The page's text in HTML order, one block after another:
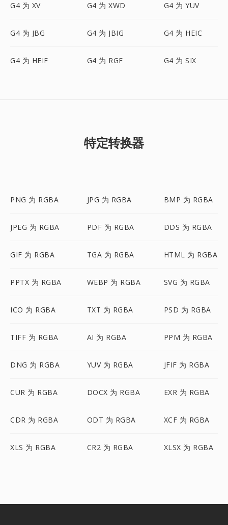
G4 为 XV G4 为 XWD G4 为 YUV
G4 为 JBG G4 为 JBIG G4 为 HEIC
G4 为 HEIF G4 为 RGF G4 为 SIX
特定转换器
PNG 为 RGBA JPG 为 RGBA BMP 为 RGBA
JPEG 为 RGBA PDF 为 RGBA DDS 为 RGBA
GIF 为 RGBA TGA 为 RGBA HTML 为 RGBA
PPTX 为 RGBA WEBP 为 RGBA SVG 为 RGBA
ICO 为 RGBA TXT 为 RGBA PSD 为 RGBA
TIFF 为 RGBA AI 为 RGBA PPM 为 RGBA
DNG 为 RGBA YUV 为 RGBA JFIF 为 RGBA
CUR 为 RGBA DOCX 为 RGBA EXR 为 RGBA
CDR 为 RGBA ODT 为 RGBA XCF 为 RGBA
XLS 为 RGBA CR2 为 RGBA XLSX 为 RGBA